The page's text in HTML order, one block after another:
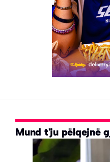
Mund t'ju pëlqejnë